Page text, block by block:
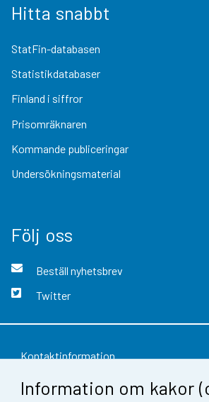
Information om kakor
Hitta snabbt
StatFin-databasen
Statistikdatabaser
Finland i siffror
Prisomräknaren
Kommande publiceringar
Undersökningsmaterial
Följ oss
Beställ nyhetsbrev
Twitter
Kontaktinformation
Respons